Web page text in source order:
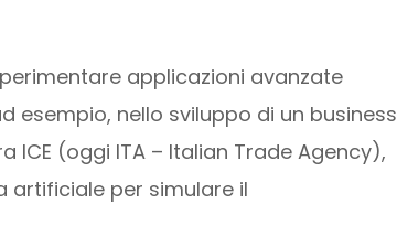
applicazioni avanzate
esempio, nello sviluppo di un business
ICE (oggi ITA – Italian Trade Agency),
artificiale per simulare il